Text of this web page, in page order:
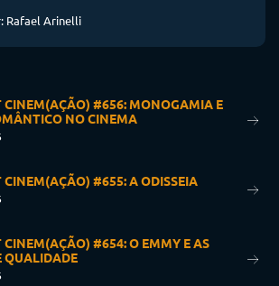
Rafael Arinelli
CINEM(AÇÃO) #656: MONOGAMIA E
NO CINEMA
CINEM(AÇÃO) #655: A ODISSEIA
CINEM(AÇÃO) #654: O EMMY E AS
QUALIDADE